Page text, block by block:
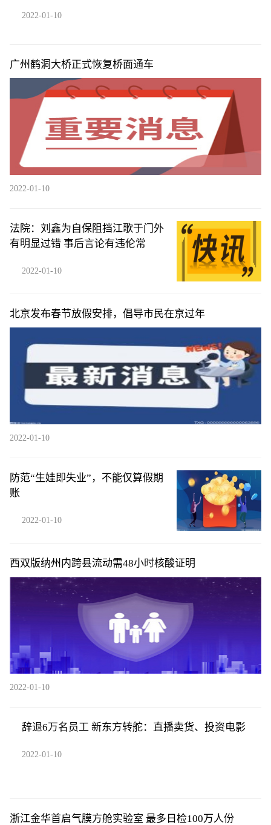
2022-01-10
广州鹤洞大桥正式恢复桥面通车
2022-01-10
法院：刘鑫为自保阻挡江歌于门外
有明显过错 事后言论有违伦常
2022-01-10
北京发布春节放假安排，倡导市民在京过年
2022-01-10
防范“生娃即失业”，不能仅算假期
账
2022-01-10
西双版纳州内跨县流动需48小时核酸证明
2022-01-10
辞退6万名员工 新东方转舵：直播卖货、投资电影
2022-01-10
浙江金华首启气膜方舱实验室 最多日检100万人份